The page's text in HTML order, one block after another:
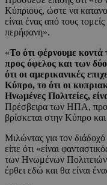
Κύπριους, ώστε να
είναι ένας από τους
περήφανη».
«Το ότι φέρνουμε κοντά
προς όφελος και των
ότι οι αμερικανικές
Κύπρο, το ότι οι
Ηνωμένες Πολιτείες,
Πρέσβειρα των ΗΠΑ,
βρίσκεται στην Κύπρο
Μιλώντας για τον διάδοχό
είπε ότι «είναι
των Ηνωμένων
έρθει εδώ και θα είναι